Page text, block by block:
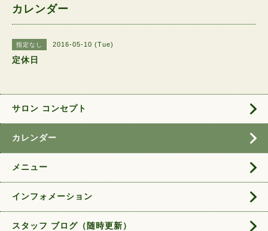
カレンダー
指定なし 2016-05-10 (Tue)
定休日
サロン コンセプト
カレンダー
メニュー
インフォメーション
スタッフ ブログ（随時更新）